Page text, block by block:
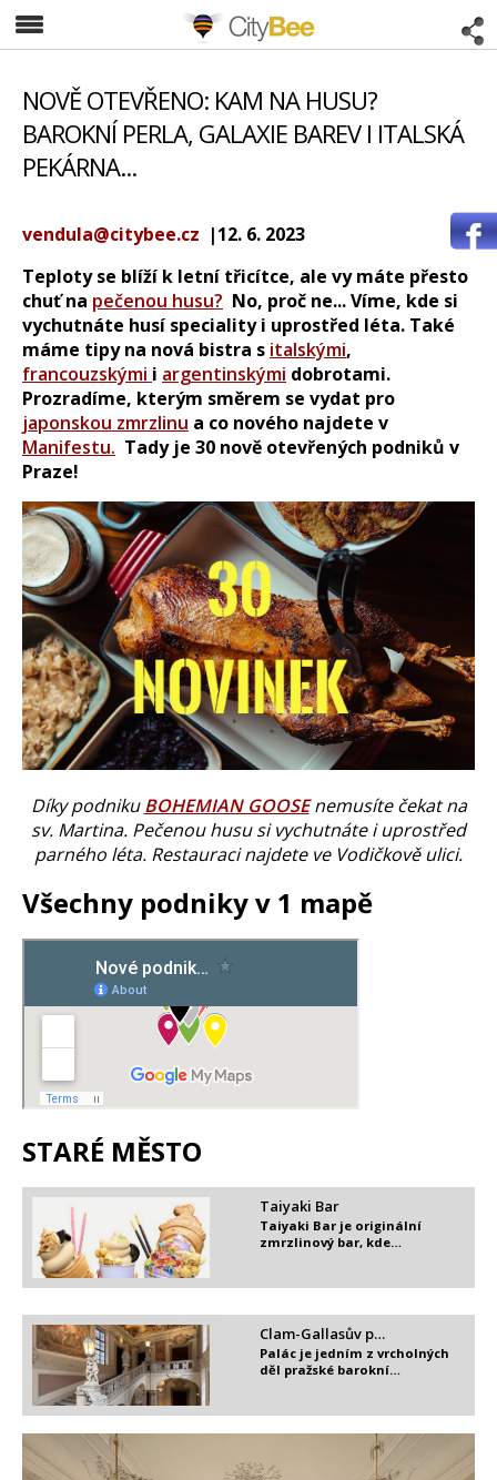
CityBee
NOVĚ OTEVŘENO: KAM NA HUSU?
BAROKNÍ PERLA, GALAXIE BAREV I ITALSKÁ
PEKÁRNA...
vendula@citybee.cz |12. 6. 2023
Teploty se blíží k letní třicítce, ale vy máte přesto
chuť na pečenou husu? No, proč ne... Víme, kde si
vychutnáte husí speciality i uprostřed léta. Také
máme tipy na nová bistra s italskými,
francouzskými i argentinskými dobrotami.
Prozradíme, kterým směrem se vydat pro
japonskou zmrzlinu a co nového najdete v
Manifestu. Tady je 30 nově otevřených podniků v
Praze!
Díky podnikuBOHEMIAN GOOSEnemusíte čekat na
sv. Martina. Pečenou husu si vychutnáte i uprostřed
parného léta. Restauraci najdete ve Vodičkově ulici.
Všechny podniky v 1 mapě
STARÉ MĚSTO
Taiyaki Bar
Taiyaki Bar je originální
zmrzlinový bar, kde…
Clam-Gallasův p…
Palác je jedním z vrcholných
děl pražské barokní…